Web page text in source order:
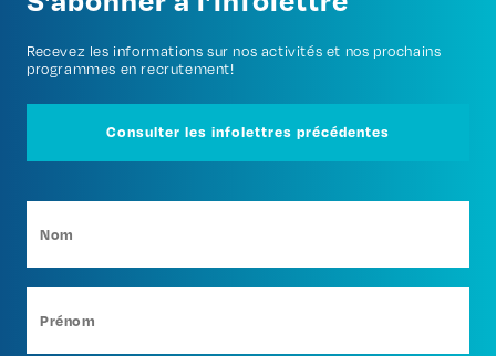
Recevez les informations sur nos activités et nos prochains
programmes en recrutement!
Consulter les infolettres précédentes